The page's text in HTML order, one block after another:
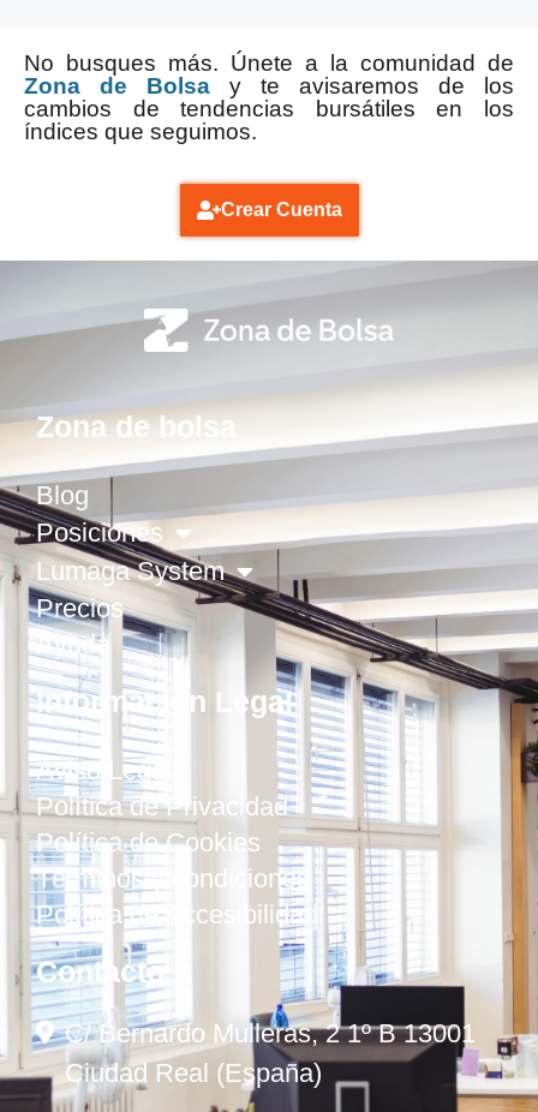
No busques más. Únete a la comunidad de
Zona de Bolsa y te avisaremos de los
cambios de tendencias bursátiles en los
índices que seguimos.
Crear Cuenta
Zona de bolsa
Blog
Posiciones
Lumaga System
Precios
Ayuda
Información Legal
Aviso Legal
Política de Privacidad
Política de Cookies
Términos y condiciones
Política de Accesibilidad
Contacto
C/ Bernardo Mulleras, 2 1º B 13001
Ciudad Real (España)